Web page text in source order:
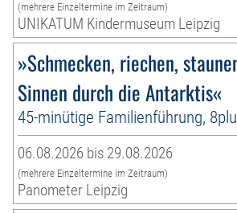
(mehrere Einzeltermine im Zeitraum)
UNIKATUM Kindermuseum Leipzig
»Schmecken, riechen,
Sinnen durch die Antarktis«
45-minütige Familienführung,
06.08.2026 bis 29.08.2026
(mehrere Einzeltermine im Zeitraum)
Panometer Leipzig